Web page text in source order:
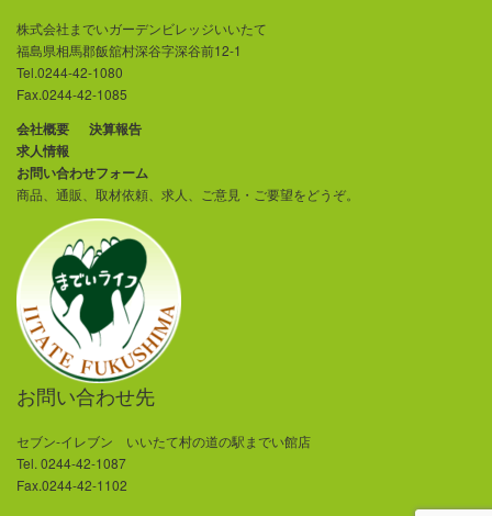
株式会社までいガーデンビレッジいいたて
福島県相馬郡飯舘村深谷字深谷前12-1
Tel.0244-42-1080
Fax.0244-42-1085
会社概要
決算報告
求人情報
お問い合わせフォーム
商品、通販、取材依頼、求人、ご意見・ご要望をどうぞ。
お問い合わせ先
セブン-イレブン いいたて村の道の駅までい館店
Tel. 0244-42-1087
Fax.0244-42-1102